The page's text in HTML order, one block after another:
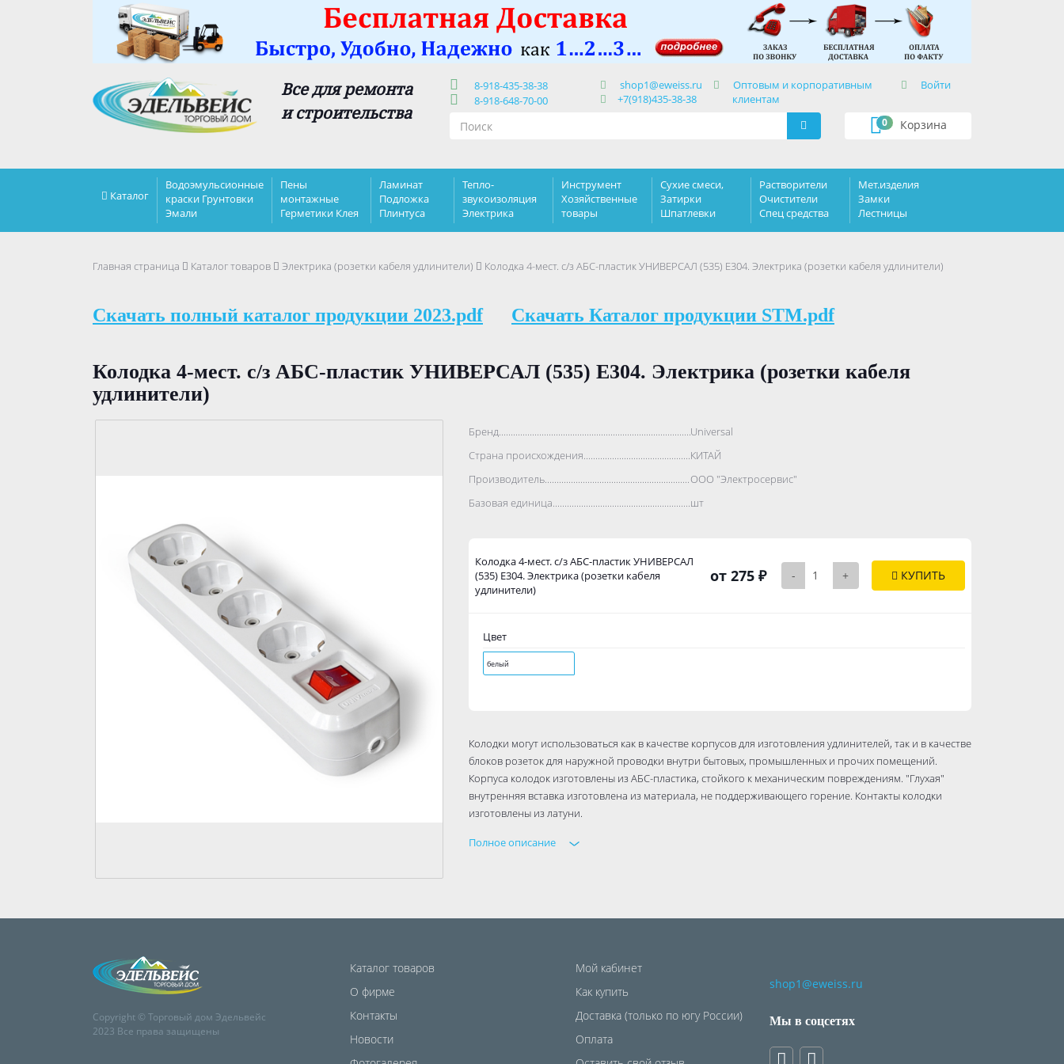
Все для ремонта
и строительства
8-918-435-38-38
8-918-648-70-00
shop1@eweiss.ru
+7(918)435-38-38
Оптовым и корпоративным
клиентам
Войти
Корзина
0
Каталог
Водоэмульсионные
краски Грунтовки
Эмали
Пены
монтажные
Герметики Клея
Ламинат
Подложка
Плинтуса
Тепло-
звукоизоляция
Электрика
Инструмент
Хозяйственные
товары
Сухие смеси,
Затирки
Шпатлевки
Растворители
Очистители
Спец средства
Мет.изделия
Замки
Лестницы
Главная страница Каталог товаров Электрика (розетки кабеля удлинители) Колодка 4-мест. с/з АБС-пластик УНИВЕРСАЛ (535) Е304. Электрика (розетки кабеля удлинители)
Скачать полный каталог продукции 2023.pdf Скачать Каталог продукции STM.pdf
Колодка 4-мест. с/з АБС-пластик УНИВЕРСАЛ (535) Е304. Электрика (розетки кабеля
удлинители)
Бренд..................................................................................Universal
Страна происхождения..................................................................................
КИТАЙ
Производитель..................................................................................ООО "Электросервис"
Базовая единица..................................................................................
шт
Колодка 4-мест. с/з АБС-пластик УНИВЕРСАЛ
(535) Е304. Электрика (розетки кабеля
удлинители)
от 275 ₽ - + КУПИТЬ
Цвет
белый
Колодки могут использоваться как в качестве корпусов для изготовления удлинителей, так и в качестве
блоков розеток для наружной проводки внутри бытовых, промышленных и прочих помещений.
Корпуса колодок изготовлены из АБС-пластика, стойкого к механическим повреждениям. "Глухая"
внутренняя вставка изготовлена из материала, не поддерживающего горение. Контакты колодки
изготовлены из латуни.
Полное описание
Copyright © Торговый дом Эдельвейс
2023 Все права защищены
Каталог товаров
О фирме
Контакты
Новости
Мой кабинет
Как купить
Доставка (только по югу России)
Оплата
shop1@eweiss.ru
Мы в соцсетях